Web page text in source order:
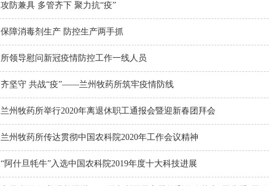
攻防兼具 多管齐下 聚力抗“疫”
保障消毒剂生产 防控生产两手抓
所领导慰问新冠疫情防控工作一线人员
齐坚守 共战“疫”——兰州牧药所筑牢疫情防线
兰州牧药所举行2020年离退休职工通报会暨迎新春团拜会
兰州牧药所传达贯彻中国农科院2020年工作会议精神
“阿什旦牦牛”入选中国农科院2019年度十大科技进展